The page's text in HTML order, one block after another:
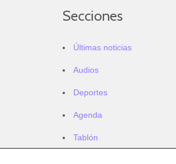
Secciones
Últimas noticias
Audios
Deportes
Agenda
Tablón